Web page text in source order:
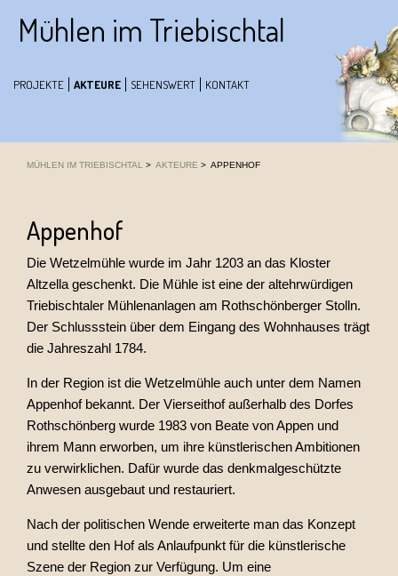
Mühlen im Triebischtal
überspringen
PROJEKTE AKTEURE SEHENSWERT KONTAKT
MÜHLEN IM TRIEBISCHTAL AKTEURE APPENHOF
Appenhof
Die Wetzelmühle wurde im Jahr 1203 an das Kloster
Altzella geschenkt. Die Mühle ist eine der altehrwürdigen
Triebischtaler Mühlenanlagen am Rothschönberger Stolln.
Der Schlussstein über dem Eingang des Wohnhauses trägt
die Jahreszahl 1784.
In der Region ist die Wetzelmühle auch unter dem Namen
Appenhof bekannt. Der Vierseithof außerhalb des Dorfes
Rothschönberg wurde 1983 von Beate von Appen und
ihrem Mann erworben, um ihre künstlerischen Ambitionen
zu verwirklichen. Dafür wurde das denkmalgeschützte
Anwesen ausgebaut und restauriert.
Nach der politischen Wende erweiterte man das Konzept
und stellte den Hof als Anlaufpunkt für die künstlerische
Szene der Region zur Verfügung. Um eine